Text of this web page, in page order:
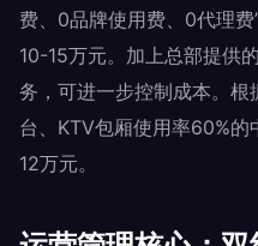
费、0品牌使用费、0代理
10-15万元。加上总部提供
务，可进一步控制成本。
台、KTV包厢使用率60%
12万元。